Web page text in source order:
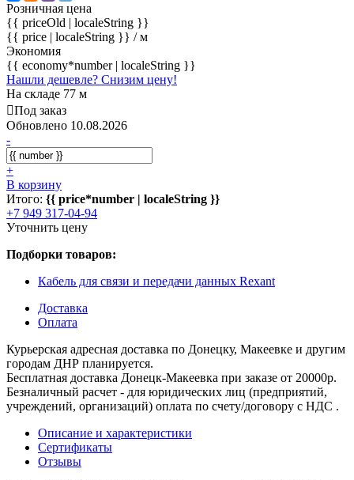
Розничная цена
{{ priceOld | localeString }}
{{ price | localeString }} / м
Экономия
{{ economy*number | localeString }}
Нашли дешевле? Снизим цену!
На складе 77 м
Под заказ
Обновлено 10.08.2026
-
+
В корзину
Итого: {{ price*number | localeString }}
+7 949 317-04-94
Уточнить цену
Подборки товаров:
Кабель для связи и передачи данных Rexant
Доставка
Оплата
Курьерская адресная доставка по Донецку, Макеевке и другим
городам ДНР планируется.
Бесплатная доставка Донецк-Макеевка при заказе от 20000р.
Безналичный расчет - для юридических лиц (предприятий,
учреждений, организаций) оплата по счету/договору с НДС .
Описание и характеристики
Сертификаты
Отзывы